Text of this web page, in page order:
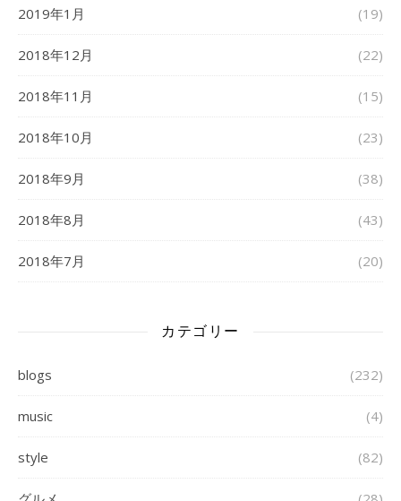
2019年1月 (19)
2018年12月 (22)
2018年11月 (15)
2018年10月 (23)
2018年9月 (38)
2018年8月 (43)
2018年7月 (20)
カテゴリー
blogs (232)
music (4)
style (82)